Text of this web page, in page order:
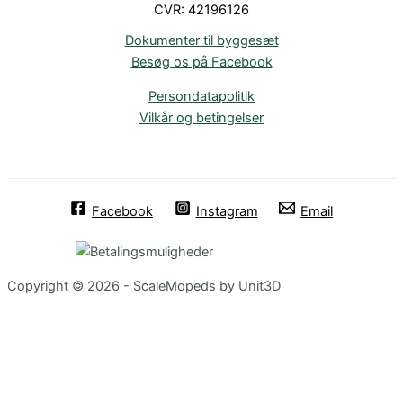
CVR: 42196126
Dokumenter til byggesæt
Besøg os på Facebook
Persondatapolitik
Vilkår og betingelser
Facebook Instagram Email
Copyright © 2026 - ScaleMopeds by Unit3D